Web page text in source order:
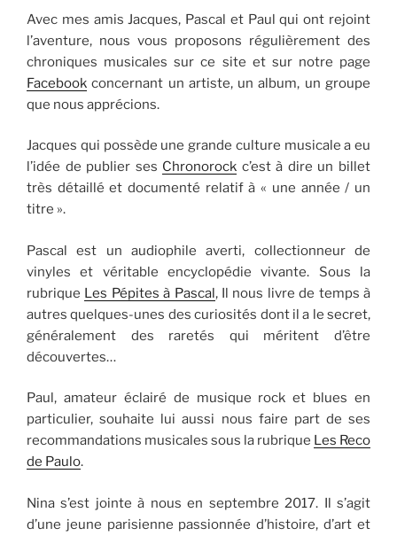
Avec mes amis Jacques, Pascal et Paul qui ont rejoint
l’aventure, nous vous proposons régulièrement des
chroniques musicales sur ce site et sur notre page
Facebook concernant un artiste, un album, un groupe
que nous apprécions.
Jacques qui possède une grande culture musicale a eu
l’idée de publier ses Chronorock c’est à dire un billet
très détaillé et documenté relatif à « une année / un
titre ».
Pascal est un audiophile averti, collectionneur de
vinyles et véritable encyclopédie vivante. Sous la
rubrique Les Pépites à Pascal, Il nous livre de temps à
autres quelques-unes des curiosités dont il a le secret,
généralement des raretés qui méritent d’être
découvertes…
Paul, amateur éclairé de musique rock et blues en
particulier, souhaite lui aussi nous faire part de ses
recommandations musicales sous la rubrique Les Reco
de Paulo.
Nina s’est jointe à nous en septembre 2017. Il s’agit
d’une jeune parisienne passionnée d’histoire, d’art et